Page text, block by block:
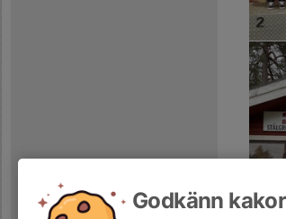
Godkänn kakor